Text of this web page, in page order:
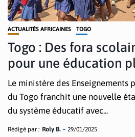
ACTUALITÉS AFRICAINES TOGO
Togo : Des fora
pour une éducation
Le ministère des Enseignements
du Togo franchit une nouvelle
du système éducatif avec...
Rédigé par : Roly B. 29/01/2025